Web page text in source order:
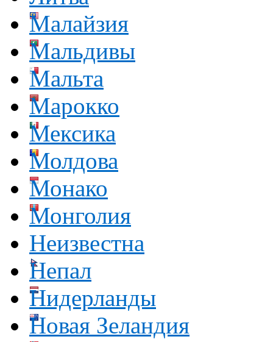
Малайзия
Мальдивы
Мальта
Марокко
Мексика
Молдова
Монако
Монголия
Неизвестна
Непал
Нидерланды
Новая Зеландия